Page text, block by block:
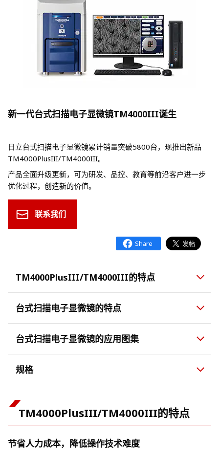
新一代台式扫描电子显微镜TM4000III诞生
日立台式扫描电子显微镜累计销量突破5800台，现推出新品
TM4000PlusIII/TM4000III。
产品全面升级更新，可为研发、品控、教育等前沿客户进一步
优化过程，创造新的价值。
联系我们
TM4000PlusIII/TM4000III的特点
台式扫描电子显微镜的特点
台式扫描电子显微镜的应用图集
规格
TM4000PlusIII/TM4000III的特点
节省人力成本，降低操作技术难度